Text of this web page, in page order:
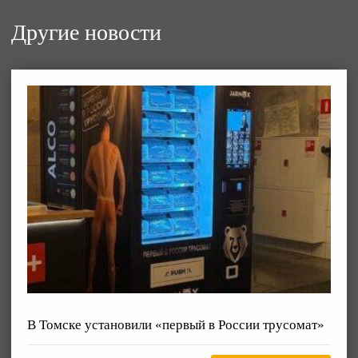
Другие новости
В Томске установили «первый в России трусомат»